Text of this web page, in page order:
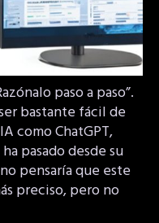
paso a paso”.
bastante fácil de
como ChatGPT,
pasado desde su
pensaría que este
preciso, pero no